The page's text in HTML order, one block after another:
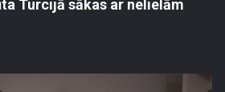
Turcijā sākas ar nelielām